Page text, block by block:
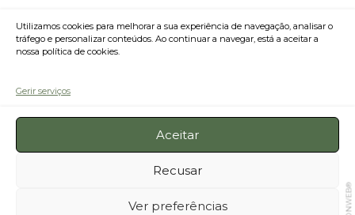
Utilizamos cookies para melhorar a sua experiência de navegação, analisar o
tráfego e personalizar conteúdos. Ao continuar a navegar, está a aceitar a
nossa política de cookies.
Gerir serviços
Aceitar
Recusar
Ver preferências
® 2026 All Rights Reserved. Pão de Gimonde®
BEONWEB®